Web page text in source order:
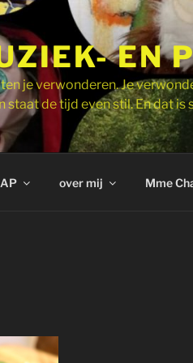
EN
je verwonderen. Je
de tijd even stil. En dat is
over mij Mme